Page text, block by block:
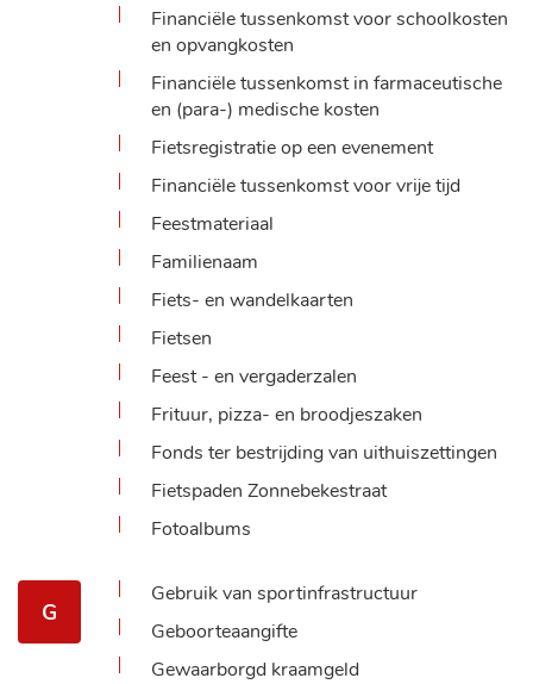
Financiële tussenkomst voor schoolkosten
en opvangkosten
Financiële tussenkomst in farmaceutische
en (para-) medische kosten
Fietsregistratie op een evenement
Financiële tussenkomst voor vrije tijd
Feestmateriaal
Familienaam
Fiets- en wandelkaarten
Fietsen
Feest - en vergaderzalen
Frituur, pizza- en broodjeszaken
Fonds ter bestrijding van uithuiszettingen
Fietspaden Zonnebekestraat
Fotoalbums
G
Gebruik van sportinfrastructuur
Geboorteaangifte
Gewaarborgd kraamgeld